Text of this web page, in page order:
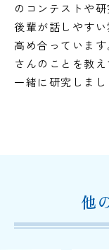
のコンテストや
後輩が話しやす
高め合っていま
さんのことを教
一緒に研究しまし
他